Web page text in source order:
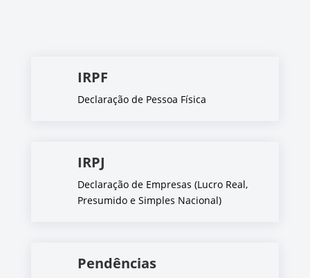
IRPF
Declaração de Pessoa Física
IRPJ
Declaração de Empresas (Lucro Real,
Presumido e Simples Nacional)
Pendências